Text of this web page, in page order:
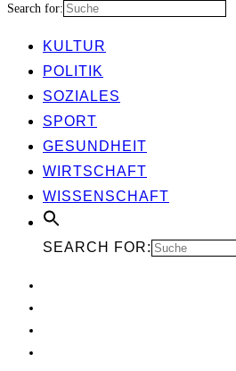
Search for:
KUL­TUR
POLI­TIK
SOZIA­LES
SPORT
GESUND­HEIT
WIRT­SCHAFT
WIS­SEN­SCHAFT
SEARCH FOR: